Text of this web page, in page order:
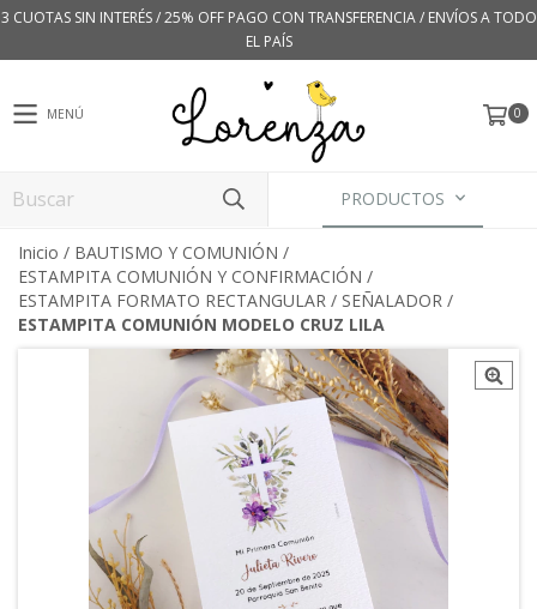
3 CUOTAS SIN INTERÉS / 25% OFF PAGO CON TRANSFERENCIA / ENVÍOS A TODO
EL PAÍS
MENÚ 0
PRODUCTOS
Inicio / BAUTISMO Y COMUNIÓN /
ESTAMPITA COMUNIÓN Y CONFIRMACIÓN /
ESTAMPITA FORMATO RECTANGULAR / SEÑALADOR /
ESTAMPITA COMUNIÓN MODELO CRUZ LILA